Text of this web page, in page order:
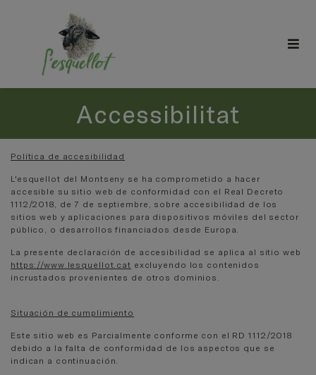
Accessibilitat
Política de accesibilidad
L'esquellot del Montseny s e ha comprometido a hacer
accesible su sitio web de conformidad con el Real Decreto
1112/2018, de 7 de septiembre, sobre accesibilidad de los
sitios web y aplicaciones para dispositivos móviles del sector
público, o desarrollos financiados desde Europa.
La presente declaración de accesibilidad se aplica al sitio web
https://www.lesquellot.cat excluyendo los contenidos
incrustados provenientes de otros dominios.
Situación de cumplimiento
Este sitio web es Parcialmente conforme con el RD 1112/2018
debido a la falta de conformidad de los aspectos que se
indican a continuación.